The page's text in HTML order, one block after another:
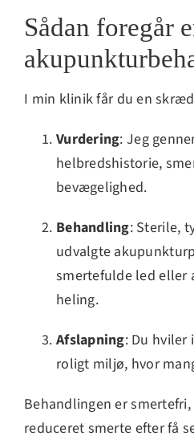
Sådan foregår
I min klinik får du en
Vurdering: Jeg
helbredshistorie,
bevægelighed.
Behandling: Sterile,
udvalgte
smertefulde led eller
heling.
Afslapning: Du hviler
roligt miljø, hvor
Behandlingen er
reduceret smerte efter få